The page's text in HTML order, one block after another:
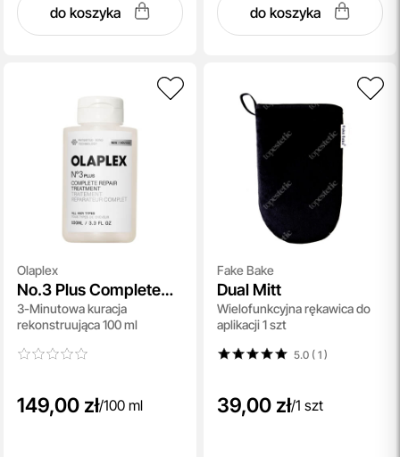
do koszyka do koszyka
Olaplex
No.3 Plus Complete
Repair Treatment
3-Minutowa kuracja
rekonstruująca 100 ml
149,00 zł/100 ml
Fake Bake
Dual Mitt
Wielofunkcyjna rękawica do
aplikacji 1 szt
5.0 ( 1)
39,00 zł/1 szt